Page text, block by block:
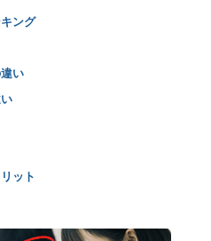
ング
い
ット